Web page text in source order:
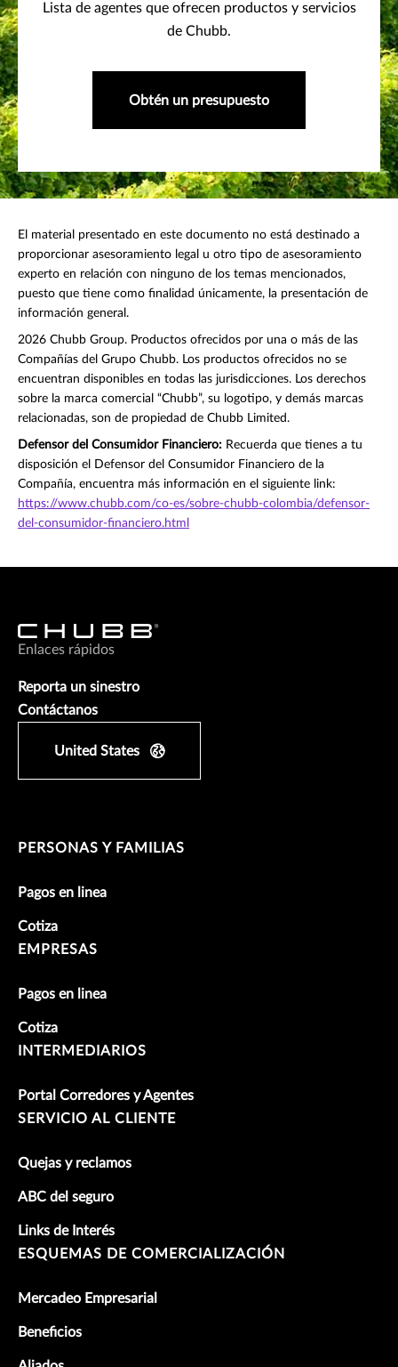
Lista de agentes que ofrecen productos y servicios
de Chubb.
Obtén un presupuesto
El material presentado en este documento no está destinado a
proporcionar asesoramiento legal u otro tipo de asesoramiento
experto en relación con ninguno de los temas mencionados,
puesto que tiene como finalidad únicamente, la presentación de
información general.
2026 Chubb Group. Productos ofrecidos por una o más de las
Compañías del Grupo Chubb. Los productos ofrecidos no se
encuentran disponibles en todas las jurisdicciones. Los derechos
sobre la marca comercial “Chubb”, su logotipo, y demás marcas
relacionadas, son de propiedad de Chubb Limited.
Defensor del Consumidor Financiero: Recuerda que tienes a tu
disposición el Defensor del Consumidor Financiero de la
Compañía, encuentra más información en el siguiente link:
https://www.chubb.com/co-es/sobre-chubb-colombia/defensor-
del-consumidor-financiero.html
Enlaces rápidos
Reporta un sinestro
Contáctanos
United States
PERSONAS Y FAMILIAS
Pagos en linea
Cotiza
EMPRESAS
Pagos en linea
Cotiza
INTERMEDIARIOS
Portal Corredores y Agentes
SERVICIO AL CLIENTE
Quejas y reclamos
ABC del seguro
Links de Interés
ESQUEMAS DE COMERCIALIZACIÓN
Mercadeo Empresarial
Beneficios